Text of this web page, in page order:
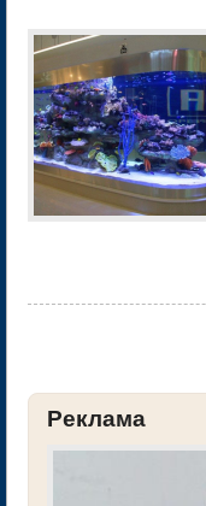
Реклама